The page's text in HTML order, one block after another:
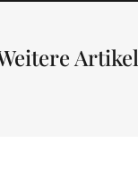
Artikel